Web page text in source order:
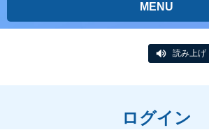
MENU
読み上げ
ログイン